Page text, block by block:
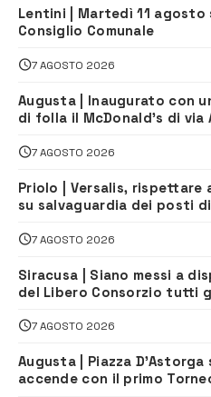
Lentini | Martedì 11 agosto
Consiglio Comunale
7 AGOSTO 2026
Augusta | Inaugurato con
di folla il McDonald’s di via
7 AGOSTO 2026
Priolo | Versalis, rispettare
su salvaguardia dei posti
7 AGOSTO 2026
Siracusa | Siano messi a
del Libero Consorzio tutti
7 AGOSTO 2026
Augusta | Piazza D’Astorga
accende con il primo